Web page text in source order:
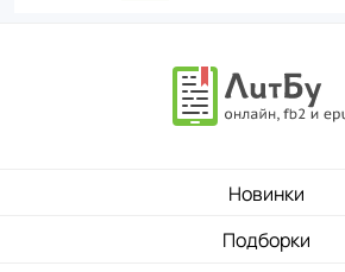
Новинки
Подборки